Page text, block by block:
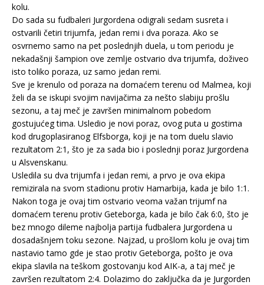
kolu.
Do sada su fudbaleri Jurgordena odigrali sedam susreta i
ostvarili četiri trijumfa, jedan remi i dva poraza. Ako se
osvrnemo samo na pet poslednjih duela, u tom periodu je
nekadašnji šampion ove zemlje ostvario dva trijumfa, doživeo
isto toliko poraza, uz samo jedan remi.
Sve je krenulo od poraza na domaćem terenu od Malmea, koji
želi da se iskupi svojim navijačima za nešto slabiju prošlu
sezonu, a taj meč je završen minimalnom pobedom
gostujućeg tima. Usledio je novi poraz, ovog puta u gostima
kod drugoplasiranog Elfsborga, koji je na tom duelu slavio
rezultatom 2:1, što je za sada bio i poslednji poraz Jurgordena
u Alsvenskanu.
Usledila su dva trijumfa i jedan remi, a prvo je ova ekipa
remizirala na svom stadionu protiv Hamarbija, kada je bilo 1:1.
Nakon toga je ovaj tim ostvario veoma važan trijumf na
domaćem terenu protiv Geteborga, kada je bilo čak 6:0, što je
bez mnogo dileme najbolja partija fudbalera Jurgordena u
dosadašnjem toku sezone. Najzad, u prošlom kolu je ovaj tim
nastavio tamo gde je stao protiv Geteborga, pošto je ova
ekipa slavila na teškom gostovanju kod AIK-a, a taj meč je
završen rezultatom 2:4. Dolazimo do zaključka da je Jurgorden